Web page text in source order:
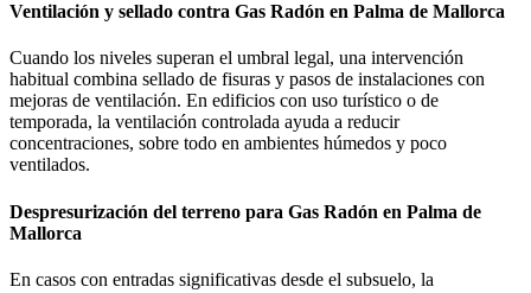
Ventilación y sellado contra Gas Radón en Palma de Mallorca
Cuando los niveles superan el umbral legal, una intervención
habitual combina sellado de fisuras y pasos de instalaciones con
mejoras de ventilación. En edificios con uso turístico o de
temporada, la ventilación controlada ayuda a reducir
concentraciones, sobre todo en ambientes húmedos y poco
ventilados.
Despresurización del terreno para Gas Radón en Palma de
Mallorca
En casos con entradas significativas desde el subsuelo, la